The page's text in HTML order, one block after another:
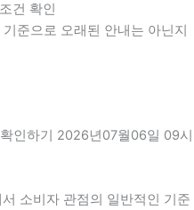
건 확인
준으로 오래된 안내는 아닌지
인하기 2026년07월06일 09시
소비자 관점의 일반적인 기준